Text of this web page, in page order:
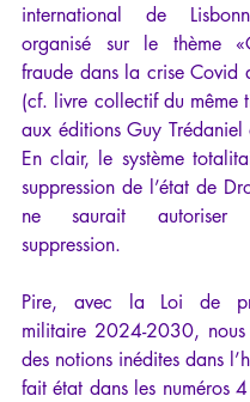
international de
organisé sur le thème «
fraude dans la crise Covid
(cf. livre collectif du même
aux éditions Guy
En clair, le système
suppression de l’état de
ne saurait
suppression.
Pire, avec la Loi de
militaire 2024-2030, nous
des notions inédites dans
fait état dans les numéros